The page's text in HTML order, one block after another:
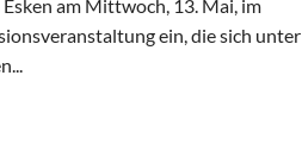
am Mittwoch, 13. Mai, im
ein, die sich unter